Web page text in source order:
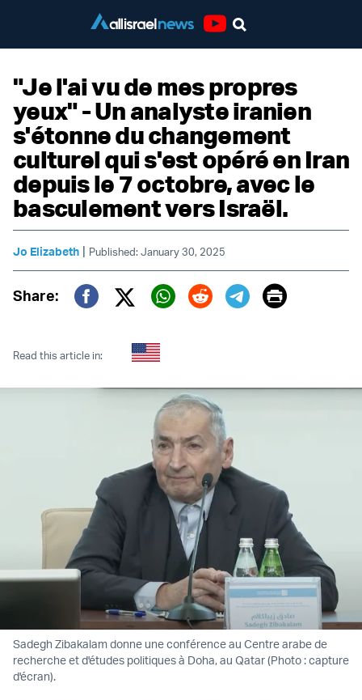
"Je l'ai vu de mes propres
yeux" - Un analyste iranien
s'étonne du changement
culturel qui s'est opéré en Iran
depuis le 7 octobre, avec le
basculement vers Israël.
Jo Elizabeth | Published: January 30, 2025
Share:
Twitter (X)
Print
Read this article in:
Sadegh Zibakalam donne une conférence au Centre arabe de
recherche et d'études politiques à Doha, au Qatar (Photo : capture
d'écran).